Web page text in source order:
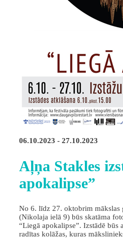
06.10.2023 - 27.10.2023
Aļņa Stakles
apokalipse”
No 6. līdz 27. oktobrim mākslas
(Nikolaja ielā 9) būs skatāma
“Liegā apokalipse”. Izstādē būs
radītas kolāžas, kuras